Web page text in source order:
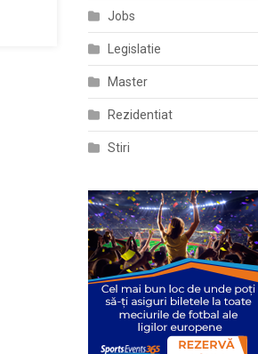
Jobs
Legislatie
Master
Rezidentiat
Stiri